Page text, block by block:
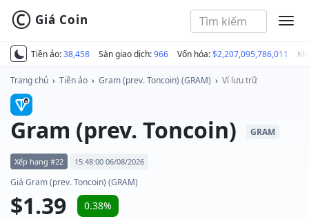
Tiền ảo:38,458 Sàn giao dịch:966 Vốn hóa:$2,207,095,786,011
© Giá Coin
Trang chủ › Tiền ảo › Gram (prev. Toncoin) (GRAM) › Ví lưu trữ
Gram (prev. Toncoin) GRAM
Xếp hạng #22 15:48:00 06/08/2026
Giá Gram (prev. Toncoin) (GRAM)
$1.39
0.38%